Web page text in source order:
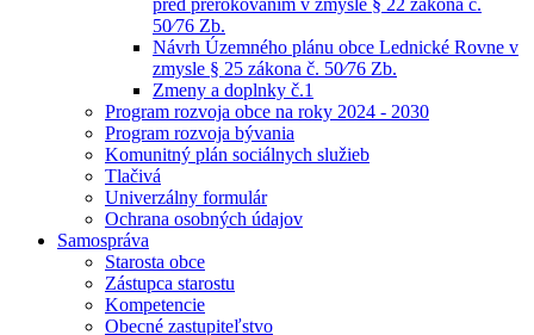
pred prerokovaním v zmysle § 22 zákona č.
50⁄76 Zb.
Návrh Územného plánu obce Lednické Rovne v
zmysle § 25 zákona č. 50⁄76 Zb.
Zmeny a doplnky č.1
Program rozvoja obce na roky 2024 - 2030
Program rozvoja bývania
Komunitný plán sociálnych služieb
Tlačivá
Univerzálny formulár
Ochrana osobných údajov
Samospráva
Starosta obce
Zástupca starostu
Kompetencie
Obecné zastupiteľstvo